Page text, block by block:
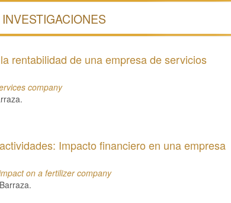
INVESTIGACIONES
rentabilidad de una empresa de servicios
company
Impacto financiero en una empresa
on a fertilizer company